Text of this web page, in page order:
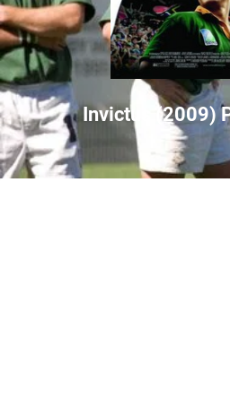
Invictus (2009)